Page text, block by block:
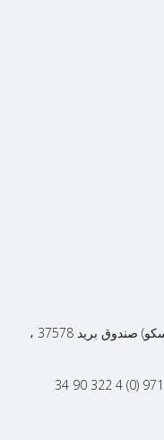
شركة الاتحاد لخدمات الطاقة (الإتحاد إسكو) صندوق بريد 37578 ،